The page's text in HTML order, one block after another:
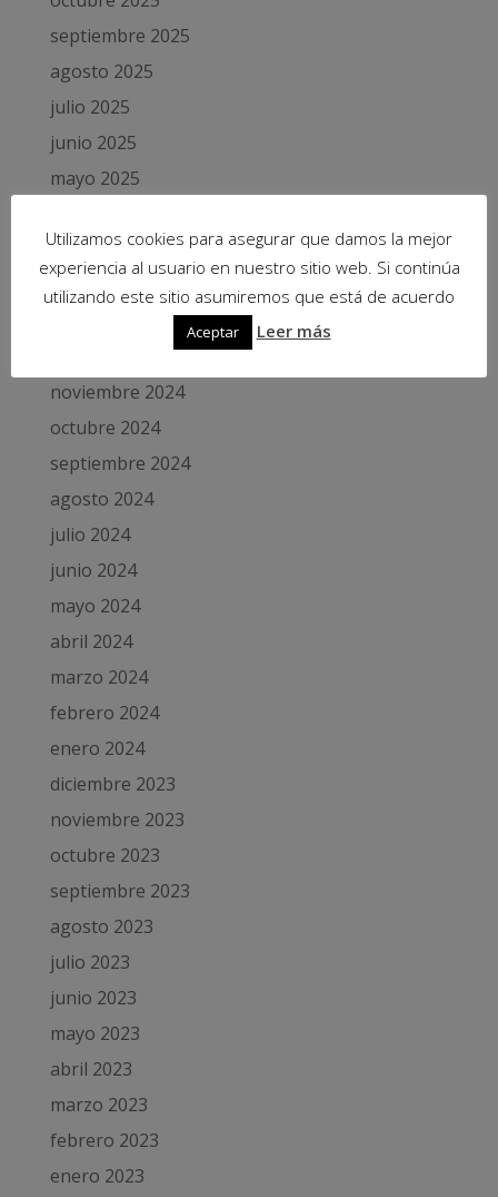
septiembre 2025
agosto 2025
julio 2025
junio 2025
mayo 2025
marzo 2025
febrero 2025
diciembre 2024
noviembre 2024
octubre 2024
septiembre 2024
agosto 2024
julio 2024
junio 2024
mayo 2024
abril 2024
marzo 2024
febrero 2024
enero 2024
diciembre 2023
noviembre 2023
octubre 2023
septiembre 2023
agosto 2023
julio 2023
junio 2023
mayo 2023
abril 2023
marzo 2023
febrero 2023
enero 2023
Utilizamos cookies para asegurar que damos la mejor
experiencia al usuario en nuestro sitio web. Si continúa
utilizando este sitio asumiremos que está de acuerdo
Aceptar Leer más